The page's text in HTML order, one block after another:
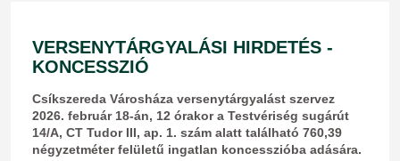
VERSENYTÁRGYALÁSI HIRDETÉS -
KONCESSZIÓ
​Csíkszereda Városháza versenytárgyalást szervez
2026. február 18-án, 12 órakor a Testvériség sugárút
14/A, CT Tudor III, ap. 1. szám alatt található 760,39
négyzetméter felületű ingatlan koncesszióba adására.